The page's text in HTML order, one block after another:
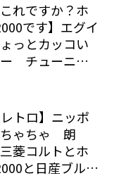
これですか？ホ
です】エグイ
っとカッコい
チューニン
レトロ】ニッポ
ちゃちゃ 朗
菱コルトとホ
と日産ブルー